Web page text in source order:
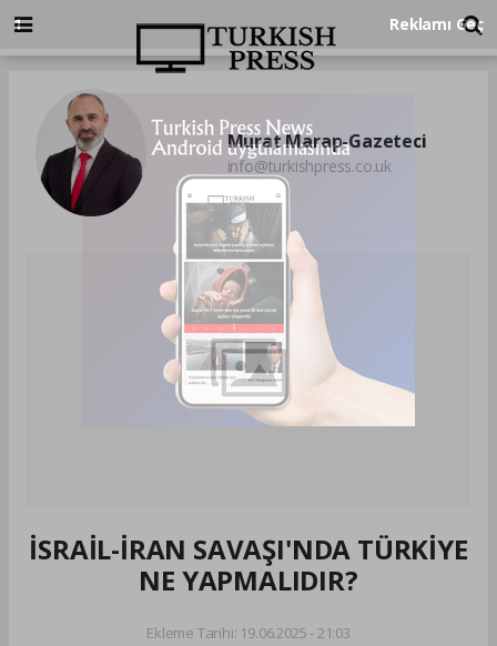
Murat Marap-Gazeteci
info@turkishpress.co.uk
İSRAİL-İRAN SAVAŞI'NDA TÜRKİYE
NE YAPMALIDIR?
Ekleme Tarihi: 19.06.2025 - 21:03